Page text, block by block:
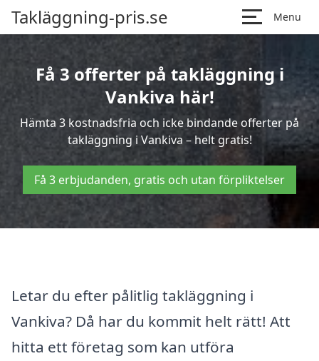
Takläggning-pris.se Menu
Få 3 offerter på takläggning i
Vankiva här!
Hämta 3 kostnadsfria och icke bindande offerter på
takläggning i Vankiva – helt gratis!
Få 3 erbjudanden, gratis och utan förpliktelser
Letar du efter pålitlig takläggning i
Vankiva? Då har du kommit helt rätt! Att
hitta ett företag som kan utföra